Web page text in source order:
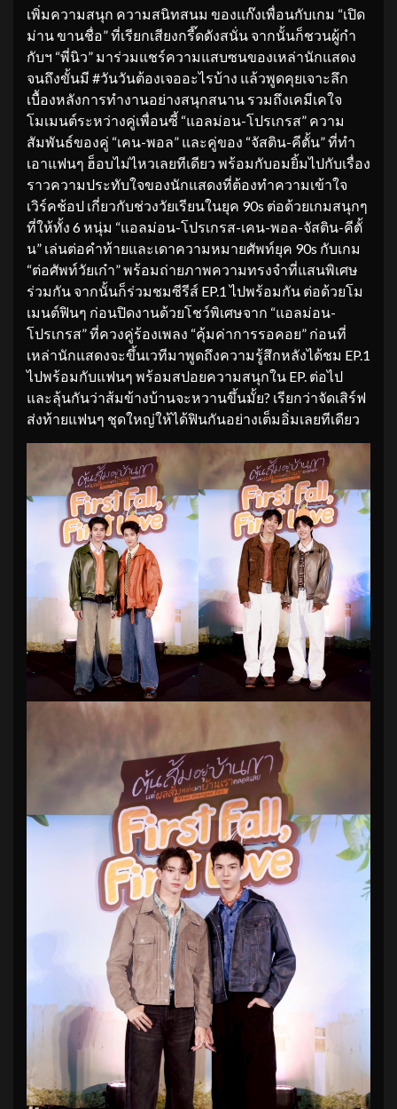
เพิ่มความสนุก ความสนิทสนม ของแก๊งเพื่อนกับเกม “เปิด
ม่าน ขานชื่อ” ที่เรียกเสียงกรี๊ดดังสนั่น จากนั้นก็ชวนผู้กำ
กับฯ “พี่นิว” มาร่วมแชร์ความแสบซนของเหล่านักแสดง
จนถึงขั้นมี #วันวันต้องเจออะไรบ้าง แล้วพูดคุยเจาะลึก
เบื้องหลังการทำงานอย่างสนุกสนาน รวมถึงเคมีเคใจ
โมเมนต์ระหว่างคู่เพื่อนซี้ “แอลม่อน-โปรเกรส” ความ
สัมพันธ์ของคู่ “เคน-พอล” และคู่ของ “จัสติน-คีตั้น” ที่ทำ
เอาแฟนๆ ฮ็อบไม่ไหวเลยทีเดียว พร้อมกับอมยิ้มไปกับเรื่อง
ราวความประทับใจของนักแสดงที่ต้องทำความเข้าใจ
เวิร์คช้อป เกี่ยวกับช่วงวัยเรียนในยุค 90s ต่อด้วยเกมสนุกๆ
ที่ให้ทั้ง 6 หนุ่ม “แอลม่อน-โปรเกรส-เคน-พอล-จัสติน-คีตั้
น” เล่นต่อคำท้ายและเดาความหมายศัพท์ยุค 90s กับเกม
“ต่อศัพท์วัยเก๋า” พร้อมถ่ายภาพความทรงจำที่แสนพิเศษ
ร่วมกัน จากนั้นก็ร่วมชมซีรีส์ EP.1 ไปพร้อมกัน ต่อด้วยโม
เมนต์ฟินๆ ก่อนปิดงานด้วยโชว์พิเศษจาก “แอลม่อน-
โปรเกรส” ที่ควงคู่ร้องเพลง “คุ้มค่าการรอคอย” ก่อนที่
เหล่านักแสดงจะขึ้นเวทีมาพูดถึงความรู้สึกหลังได้ชม EP.1
ไปพร้อมกับแฟนๆ พร้อมสปอยความสนุกใน EP. ต่อไป
และลุ้นกันว่าส้มข้างบ้านจะหวานขึ้นมั้ย? เรียกว่าจัดเสิร์ฟ
ส่งท้ายแฟนๆ ชุดใหญ่ให้ได้ฟินกันอย่างเต็มอิ่มเลยทีเดียว